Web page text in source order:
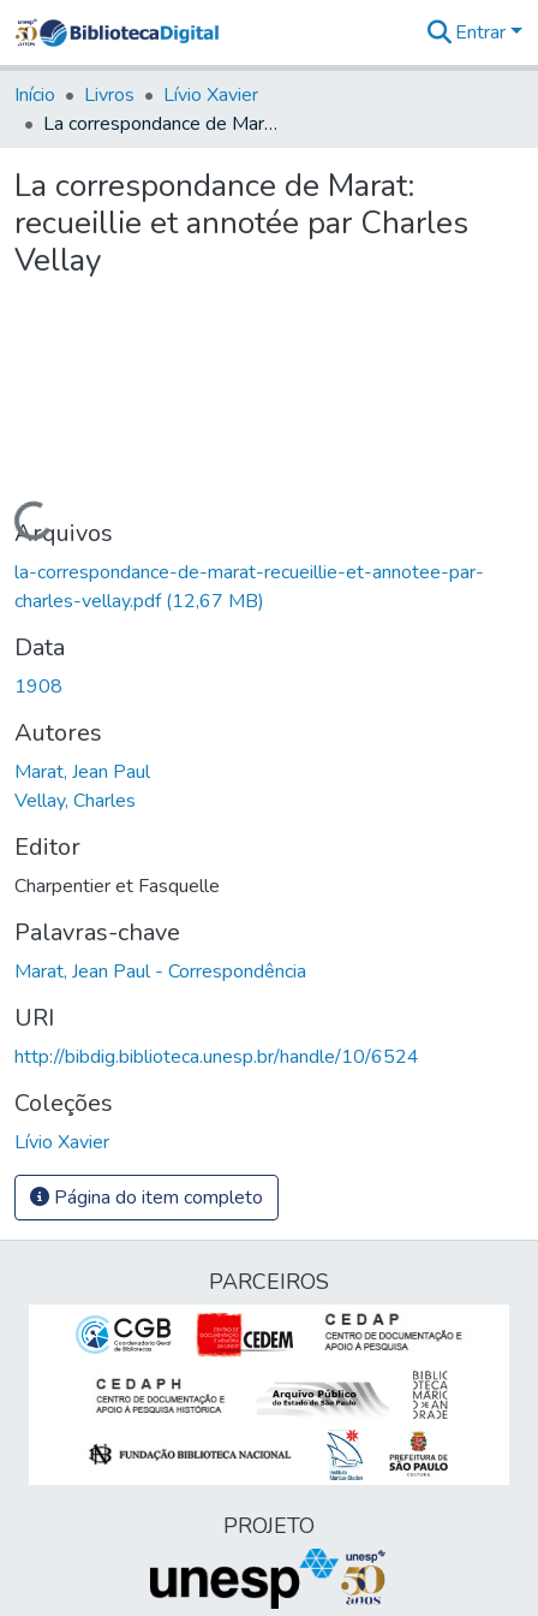
&
Coleções
Tudo na
Digital
Estatísticas
Entrar
Início Livros
Lívio Xavier
La correspondance de Marat: recueillie et annotée par Charles Vellay
La correspondance de Marat:
recueillie et annotée par Charles
Vellay
Carregando...
Arquivos
la-correspondance-de-marat-recueillie-et-annotee-par-
charles-vellay.pdf(12,67 MB)
Data
1908
Autores
Marat, Jean Paul
Vellay, Charles
Editor
Charpentier et Fasquelle
Palavras-chave
Marat, Jean Paul - Correspondência
URI
http://bibdig.biblioteca.unesp.br/handle/10/6524
Coleções
Lívio Xavier
Página do item completo
PARCEIROS
PROJETO